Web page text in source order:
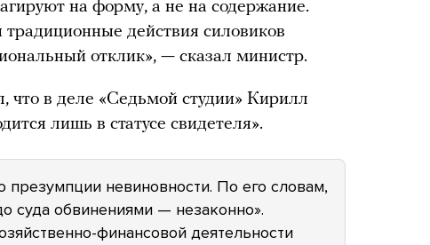
на форму, а не на содержание.
действия силовиков
отклик», — сказал министр.
что в деле «Седьмой студии» Кирилл
лишь в статусе свидетеля».
невиновности. По его словам,
суда обвинениями — незаконно».
финансовой деятельности